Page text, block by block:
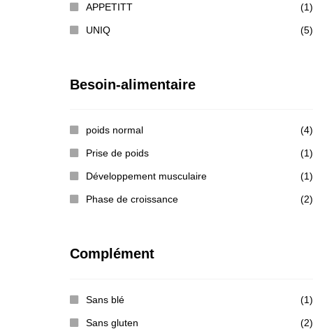
APPETITT (1)
UNIQ (5)
Besoin-alimentaire
poids normal (4)
Prise de poids (1)
Développement musculaire (1)
Phase de croissance (2)
Complément
Sans blé (1)
Sans gluten (2)